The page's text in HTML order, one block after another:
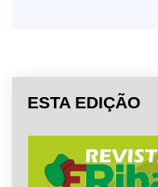
ESTA EDIÇÃO